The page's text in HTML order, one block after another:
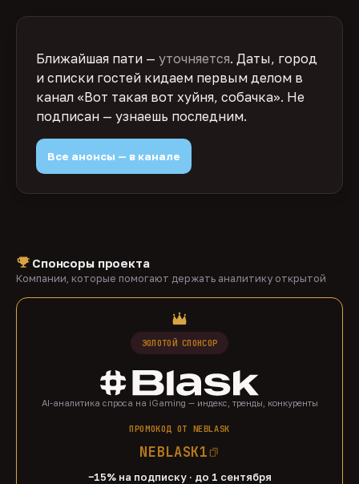
Ближайшая пати — уточняется. Даты, город
и списки гостей кидаем первым делом в
канал «Вот такая вот хуйня, собачка». Не
подписан — узнаешь последним.
Все анонсы — в канале
Спонсоры проекта
Компании, которые помогают держать аналитику открытой
ЗОЛОТОЙ СПОНСОР
AI-аналитика спроса на iGaming — индекс, тренды, конкуренты
ПРОМОКОД ОТ NEBLASK
NEBLASK1
−15% на подписку · до 1 сентября